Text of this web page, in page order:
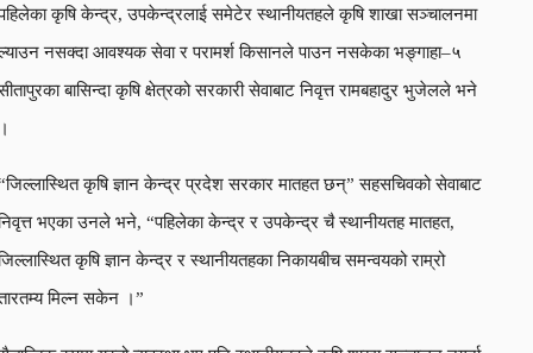
कृषि केन्द्र, उपकेन्द्रलाई समेटेर स्थानीयतहले कृषि शाखा सञ्चालनमा
नसक्दा आवश्यक सेवा र परामर्श किसानले पाउन नसकेका भङ्गाहा–५
बासिन्दा कृषि क्षेत्रको सरकारी सेवाबाट निवृत्त रामबहादुर भुजेलले भने
कृषि ज्ञान केन्द्र प्रदेश सरकार मातहत छन्” सहसचिवको सेवाबाट
भएका उनले भने, “पहिलेका केन्द्र र उपकेन्द्र चै स्थानीयतह मातहत,
कृषि ज्ञान केन्द्र र स्थानीयतहका निकायबीच समन्वयको राम्रो
मिल्न सकेन ।”